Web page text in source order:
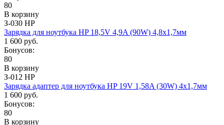
80
В корзину
З-030 HP
Зарядка для ноутбука HP 18,5V 4,9A (90W) 4,8x1,7мм
1 600 руб.
Бонусов:
80
В корзину
З-012 HP
Зарядка адаптер для ноутбука HP 19V 1,58A (30W) 4x1,7мм
1 600 руб.
Бонусов:
80
В корзину